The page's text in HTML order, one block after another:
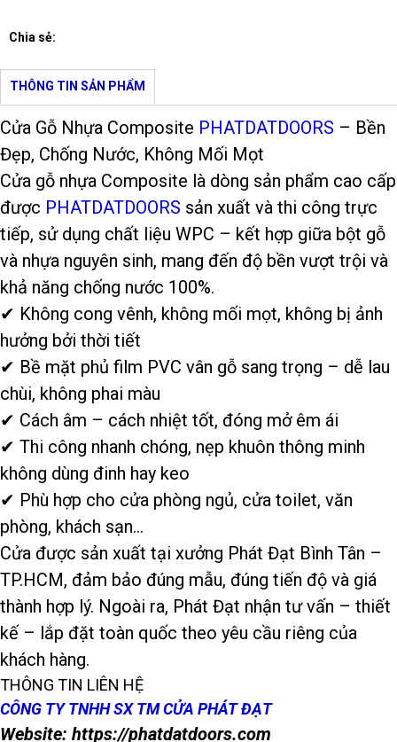
Chia sẻ:
THÔNG TIN SẢN PHẨM
Cửa Gỗ Nhựa Composite PHATDATDOORS – Bền
Đẹp, Chống Nước, Không Mối Mọt
Cửa gỗ nhựa Composite là dòng sản phẩm cao cấp
được PHATDATDOORS sản xuất và thi công trực
tiếp, sử dụng chất liệu WPC – kết hợp giữa bột gỗ
và nhựa nguyên sinh, mang đến độ bền vượt trội và
khả năng chống nước 100%.
✔ Không cong vênh, không mối mọt, không bị ảnh
hưởng bởi thời tiết
✔ Bề mặt phủ film PVC vân gỗ sang trọng – dễ lau
chùi, không phai màu
✔ Cách âm – cách nhiệt tốt, đóng mở êm ái
✔ Thi công nhanh chóng, nẹp khuôn thông minh
không dùng đinh hay keo
✔ Phù hợp cho cửa phòng ngủ, cửa toilet, văn
phòng, khách sạn…
Cửa được sản xuất tại xưởng Phát Đạt Bình Tân –
TP.HCM, đảm bảo đúng mẫu, đúng tiến độ và giá
thành hợp lý. Ngoài ra, Phát Đạt nhận tư vấn – thiết
kế – lắp đặt toàn quốc theo yêu cầu riêng của
khách hàng.
THÔNG TIN LIÊN HỆ
CÔNG TY TNHH SX TM CỬA PHÁT ĐẠT
Website: https://phatdatdoors.com